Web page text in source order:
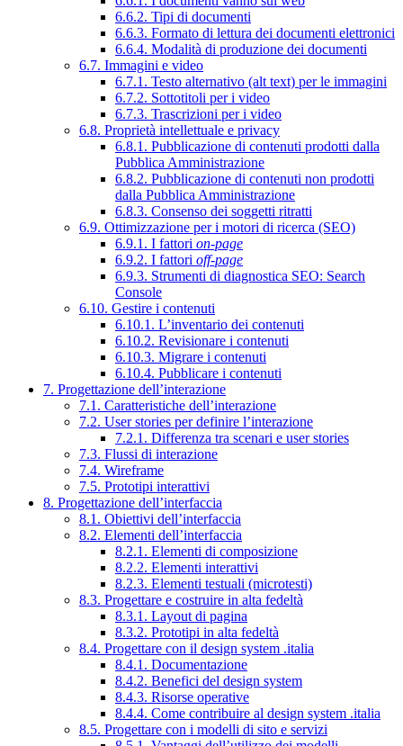
6.6.2. Tipi di documenti
6.6.3. Formato di lettura dei documenti elettronici
6.6.4. Modalità di produzione dei documenti
6.7. Immagini e video
6.7.1. Testo alternativo (alt text) per le immagini
6.7.2. Sottotitoli per i video
6.7.3. Trascrizioni per i video
6.8. Proprietà intellettuale e privacy
6.8.1. Pubblicazione di contenuti prodotti dalla
Pubblica Amministrazione
6.8.2. Pubblicazione di contenuti non prodotti
dalla Pubblica Amministrazione
6.8.3. Consenso dei soggetti ritratti
6.9. Ottimizzazione per i motori di ricerca (SEO)
6.9.1. I fattori on-page
6.9.2. I fattori off-page
6.9.3. Strumenti di diagnostica SEO: Search
Console
6.10. Gestire i contenuti
6.10.1. L’inventario dei contenuti
6.10.2. Revisionare i contenuti
6.10.3. Migrare i contenuti
6.10.4. Pubblicare i contenuti
7. Progettazione dell’interazione
7.1. Caratteristiche dell’interazione
7.2. User stories per definire l’interazione
7.2.1. Differenza tra scenari e user stories
7.3. Flussi di interazione
7.4. Wireframe
7.5. Prototipi interattivi
8. Progettazione dell’interfaccia
8.1. Obiettivi dell’interfaccia
8.2. Elementi dell’interfaccia
8.2.1. Elementi di composizione
8.2.2. Elementi interattivi
8.2.3. Elementi testuali (microtesti)
8.3. Progettare e costruire in alta fedeltà
8.3.1. Layout di pagina
8.3.2. Prototipi in alta fedeltà
8.4. Progettare con il design system .italia
8.4.1. Documentazione
8.4.2. Benefici del design system
8.4.3. Risorse operative
8.4.4. Come contribuire al design system .italia
8.5. Progettare con i modelli di sito e servizi